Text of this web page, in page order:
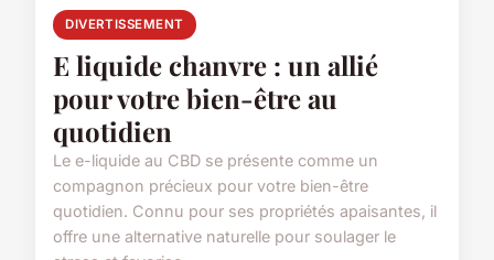
DIVERTISSEMENT
E liquide chanvre : un allié
pour votre bien-être au
quotidien
Le e-liquide au CBD se présente comme un
compagnon précieux pour votre bien-être
quotidien. Connu pour ses propriétés apaisantes, il
offre une alternative naturelle pour soulager le